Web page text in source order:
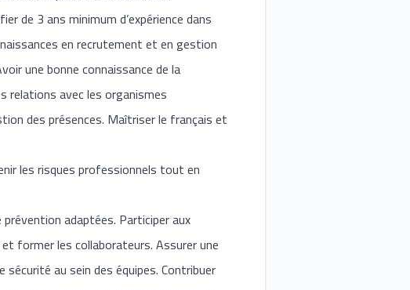
de 3 ans minimum d’expérience dans
en recrutement et en gestion
une bonne connaissance de la
relations avec les organismes
des présences. Maîtriser le français et
les risques professionnels tout en
adaptées. Participer aux
former les collaborateurs. Assurer une
au sein des équipes. Contribuer